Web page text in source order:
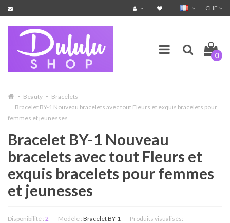
CHF
0
Beauty
Bracelets
Bracelet BY-1 Nouveau bracelets avec tout Fleurs et exquis bracelets pour
femmes et jeunesses
Bracelet BY-1 Nouveau
bracelets avec tout Fleurs et
exquis bracelets pour femmes
et jeunesses
Disponibilité : 2 Modèle : Bracelet BY-1 Produits visualisés: